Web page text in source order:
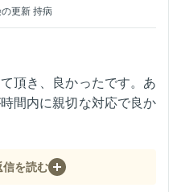
更新 持病
頂き、良かったです。あ
間内に親切な対応で良か
信を読む